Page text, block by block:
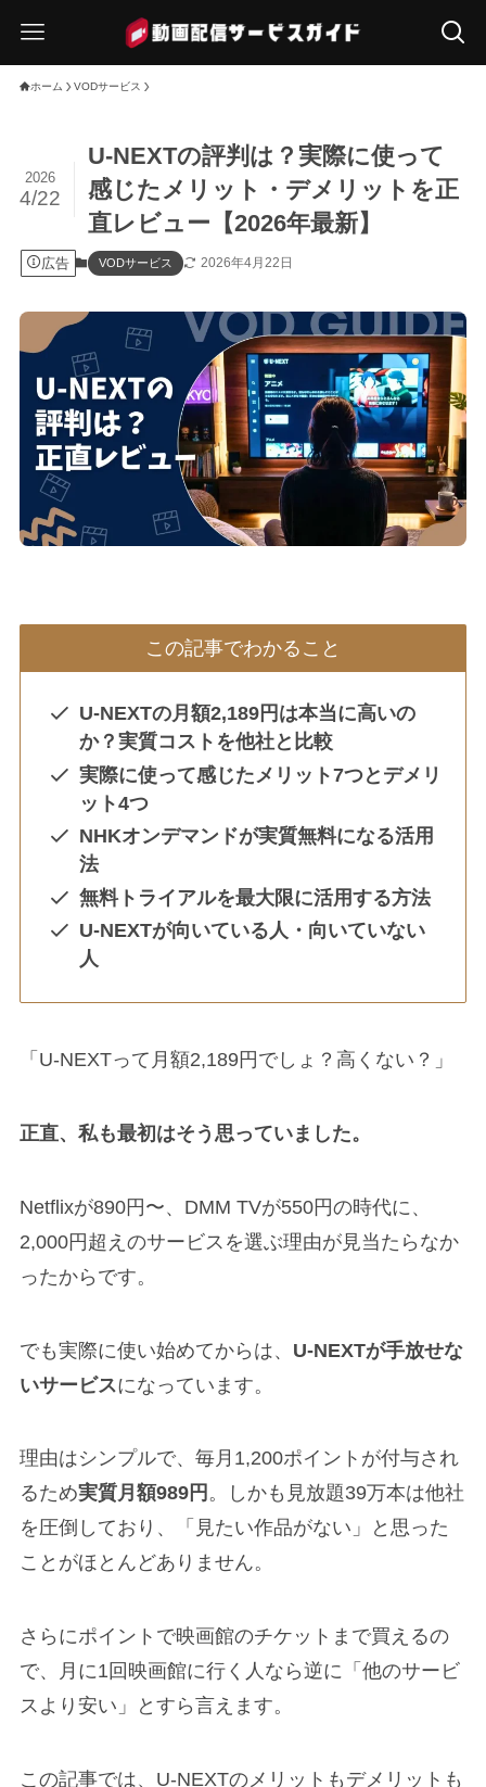
ホーム VODサービス
U-NEXTの評判は？実際に使って
感じたメリット・デメリットを正
直レビュー【2026年最新】
2026
4/22
広告 VODサービス 2026年4月22日
この記事でわかること
U-NEXTの月額2,189円は本当に高いの
か？実質コストを他社と比較
実際に使って感じたメリット7つとデメリ
ット4つ
NHKオンデマンドが実質無料になる活用
法
無料トライアルを最大限に活用する方法
U-NEXTが向いている人・向いていない
人
「U-NEXTって月額2,189円でしょ？高くない？」
正直、私も最初はそう思っていました。
Netflixが890円〜、DMM TVが550円の時代に、
2,000円超えのサービスを選ぶ理由が見当たらなか
ったからです。
でも実際に使い始めてからは、 U-NEXTが手放せな
いサービスになっています。
理由はシンプルで、毎月1,200ポイントが付与され
るため実質月額989円 。しかも見放題39万本は他社
を圧倒しており、「見たい作品がない」と思った
ことがほとんどありません。
さらにポイントで映画館のチケットまで買えるの
で、月に1回映画館に行く人なら逆に「他のサービ
スより安い」とすら言えます。
この記事では、U-NEXTのメリットもデメリットも